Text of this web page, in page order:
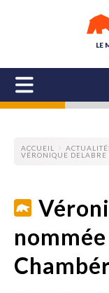
LE
ACCUEIL
VÉRONIQUE